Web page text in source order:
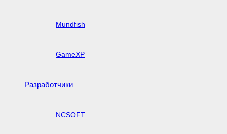
Mundfish
GameXP
Разработчики
NCSOFT